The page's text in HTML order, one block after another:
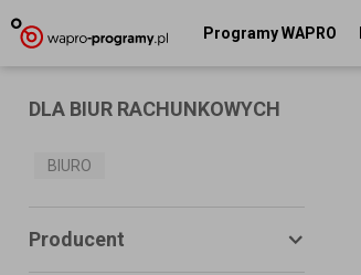
Programy WAPRO
DLA BIUR RACHUNKOWYCH
BIURO
Producent